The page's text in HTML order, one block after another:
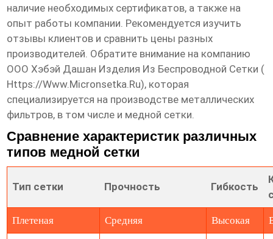
наличие необходимых сертификатов, а также на
опыт работы компании. Рекомендуется изучить
отзывы клиентов и сравнить цены разных
производителей. Обратите внимание на компанию
ООО Хэбэй Дашан Изделия Из Беспроводной Сетки (
Https://www.micronsetka.ru), которая
специализируется на производстве металлических
фильтров, в том числе и медной сетки.
Сравнение характеристик различных
типов медной сетки
Тип сетки Прочность Гибкость
Плетеная Средняя Высокая